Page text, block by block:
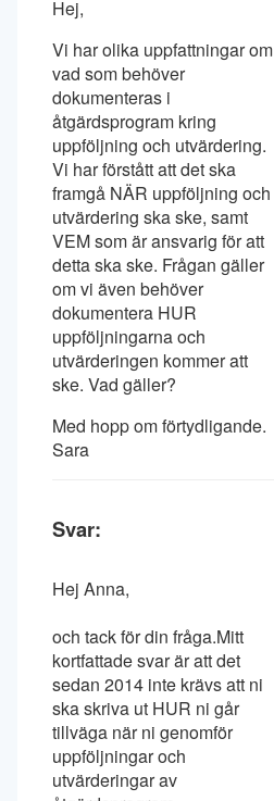
Hej,
Vi har olika uppfattningar om
vad som behöver
dokumenteras i
åtgärdsprogram kring
uppföljning och utvärdering.
Vi har förstått att det ska
framgå NÄR uppföljning och
utvärdering ska ske, samt
VEM som är ansvarig för att
detta ska ske. Frågan gäller
om vi även behöver
dokumentera HUR
uppföljningarna och
utvärderingen kommer att
ske. Vad gäller?
Med hopp om förtydligande.
Sara
Svar:
Hej Anna,
och tack för din fråga.Mitt
kortfattade svar är att det
sedan 2014 inte krävs att ni
ska skriva ut HUR ni går
tillväga när ni genomför
uppföljningar och
utvärderingar av